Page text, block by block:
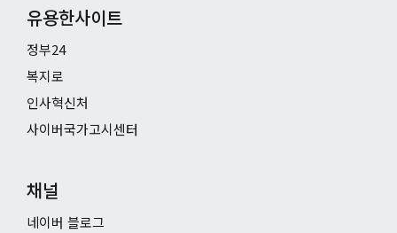
유용한사이트
정부24
복지로
인사혁신처
사이버국가고시센터
채널
네이버 블로그